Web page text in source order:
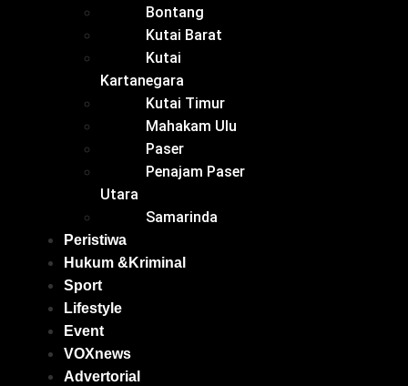
Bontang
Kutai Barat
Kutai
Kartanegara
Kutai Timur
Mahakam Ulu
Paser
Penajam Paser
Utara
Samarinda
Peristiwa
Hukum &Kriminal
Sport
Lifestyle
Event
VOXnews
Advertorial